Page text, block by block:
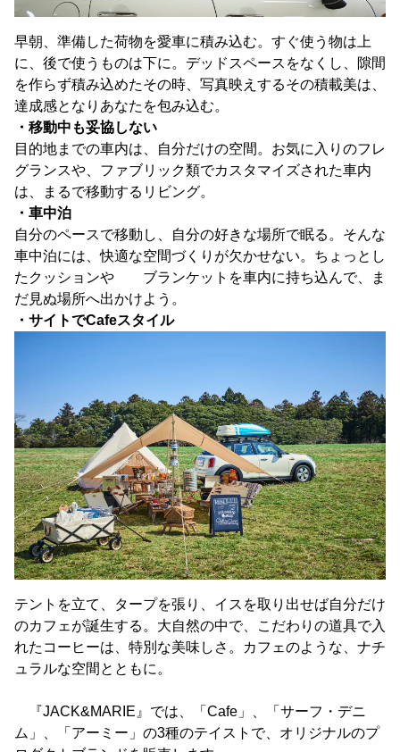
早朝、準備した荷物を愛車に積み込む。すぐ使う物は上
に、後で使うものは下に。デッドスペースをなくし、隙間
を作らず積み込めたその時、写真映えするその積載美は、
達成感となりあなたを包み込む。
・移動中も妥協しない
目的地までの車内は、自分だけの空間。お気に入りのフレ
グランスや、ファブリック類でカスタマイズされた車内
は、まるで移動するリビング。
・車中泊
自分のペースで移動し、自分の好きな場所で眠る。そんな
車中泊には、快適な空間づくりが欠かせない。ちょっとし
たクッションや ブランケットを車内に持ち込んで、ま
だ見ぬ場所へ出かけよう。
・サイトでCafeスタイル
テントを立て、タープを張り、イスを取り出せば自分だけ
のカフェが誕生する。大自然の中で、こだわりの道具で入
れたコーヒーは、特別な美味しさ。カフェのような、ナチ
ュラルな空間とともに。
『JACK&MARIE』では、「Cafe」、「サーフ・デニ
ム」、「アーミー」の3種のテイストで、オリジナルのプ